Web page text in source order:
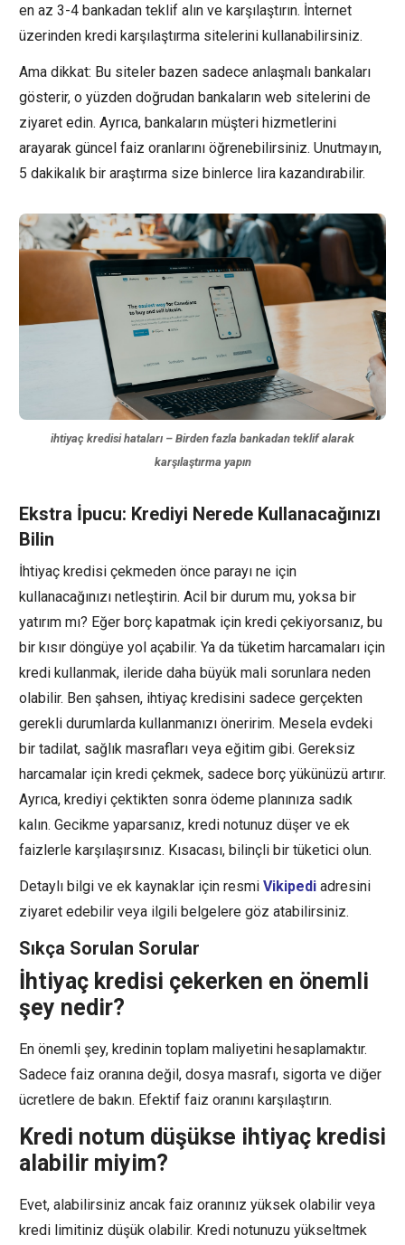
en az 3-4 bankadan teklif alın ve karşılaştırın. İnternet
üzerinden kredi karşılaştırma sitelerini kullanabilirsiniz.
Ama dikkat: Bu siteler bazen sadece anlaşmalı bankaları
gösterir, o yüzden doğrudan bankaların web sitelerini de
ziyaret edin. Ayrıca, bankaların müşteri hizmetlerini
arayarak güncel faiz oranlarını öğrenebilirsiniz. Unutmayın,
5 dakikalık bir araştırma size binlerce lira kazandırabilir.
ihtiyaç kredisi hataları – Birden fazla bankadan teklif alarak
karşılaştırma yapın
Ekstra İpucu: Krediyi Nerede Kullanacağınızı
Bilin
İhtiyaç kredisi çekmeden önce parayı ne için
kullanacağınızı netleştirin. Acil bir durum mu, yoksa bir
yatırım mı? Eğer borç kapatmak için kredi çekiyorsanız, bu
bir kısır döngüye yol açabilir. Ya da tüketim harcamaları için
kredi kullanmak, ileride daha büyük mali sorunlara neden
olabilir. Ben şahsen, ihtiyaç kredisini sadece gerçekten
gerekli durumlarda kullanmanızı öneririm. Mesela evdeki
bir tadilat, sağlık masrafları veya eğitim gibi. Gereksiz
harcamalar için kredi çekmek, sadece borç yükünüzü artırır.
Ayrıca, krediyi çektikten sonra ödeme planınıza sadık
kalın. Gecikme yaparsanız, kredi notunuz düşer ve ek
faizlerle karşılaşırsınız. Kısacası, bilinçli bir tüketici olun.
Detaylı bilgi ve ek kaynaklar için resmi Vikipedi adresini
ziyaret edebilir veya ilgili belgelere göz atabilirsiniz.
Sıkça Sorulan Sorular
İhtiyaç kredisi çekerken en önemli
şey nedir?
En önemli şey, kredinin toplam maliyetini hesaplamaktır.
Sadece faiz oranına değil, dosya masrafı, sigorta ve diğer
ücretlere de bakın. Efektif faiz oranını karşılaştırın.
Kredi notum düşükse ihtiyaç kredisi
alabilir miyim?
Evet, alabilirsiniz ancak faiz oranınız yüksek olabilir veya
kredi limitiniz düşük olabilir. Kredi notunuzu yükseltmek